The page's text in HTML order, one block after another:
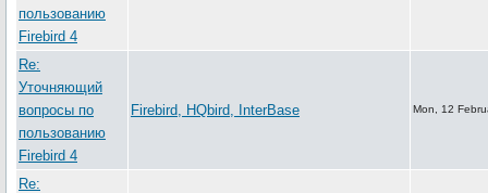
пользованию
Firebird 4
Re:
Уточняющий
вопросы по
пользованию
Firebird 4
Firebird, HQbird, InterBase Mon, 12
Re: